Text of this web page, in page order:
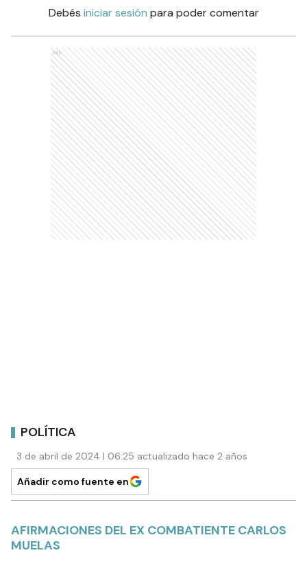
Debés iniciar sesión para poder comentar
Ads
POLÍTICA
3 de abril de 2024 | 06:25 actualizado hace 2 años
Añadir como fuente en
AFIRMACIONES DEL EX COMBATIENTE CARLOS
MUELAS